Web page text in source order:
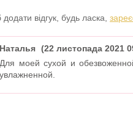
відгук, будь ласка,
Наталья (22 листопада 2021
Для моей сухой и
увлажненной.